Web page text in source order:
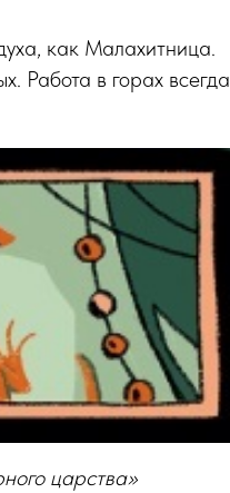
как Малахитница.
Работа в горах всегда
царства»